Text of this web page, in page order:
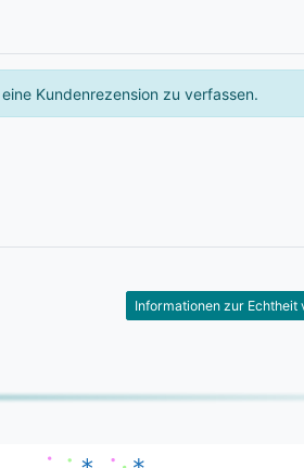
Kundenrezension zu verfassen.
Informationen zur